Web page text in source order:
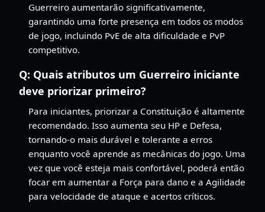
Guerreiro aumentarão significativamente,
garantindo uma forte presença em todos os modos
de jogo, incluindo PvE de alta dificuldade e PvP
competitivo.
Q: Quais atributos um Guerreiro iniciante
deve priorizar primeiro?
Para iniciantes, priorizar a Constituição é altamente
recomendado. Isso aumenta seu HP e Defesa,
tornando-o mais durável e tolerante a erros
enquanto você aprende as mecânicas do jogo. Uma
vez que você esteja mais confortável, poderá então
focar em aumentar a Força para dano e a Agilidade
para velocidade de ataque e acertos críticos.